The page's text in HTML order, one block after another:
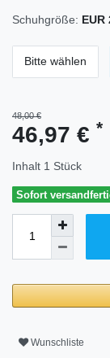
Schuhgröße: EUR
Bitte wählen
48,00 €
46,97 € *
Inhalt 1 Stück
Sofort
Wunschliste